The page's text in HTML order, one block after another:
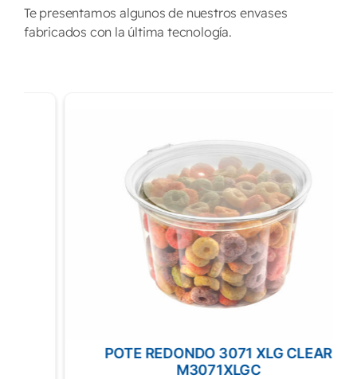
Te presentamos algunos de nuestros envases
fabricados con la última tecnología.
POTE REDONDO 3071 XLG CLEAR
M3071XLGC